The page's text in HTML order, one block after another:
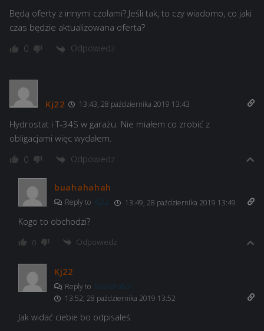
Będą oferty z innymi czołami? Jeśli tak, to czy wiadomo, co jaki
czas będzie aktualizowana oferta?
0 Odpowiedz
Kj22 13:43, 28 października 2019 13:43
Hydrostat i T-34S w garażu. Nie miałem co zrobić z
obligacjami więc wydałem.
0 Odpowiedz
buahahahah
Reply to Kj22 13:49, 28 października 2019 13:49
Kogo to obchodzi?
0 Odpowiedz
Kj22
Reply to buahahahah
13:52, 28 października 2019 13:52
Jak widać ciebie bo odpisałeś.